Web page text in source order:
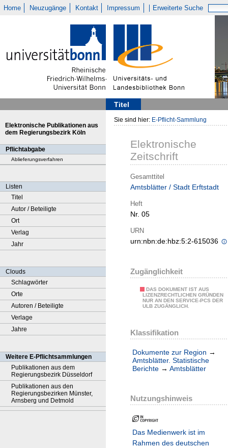
Home Neuzugänge Kontakt Impressum Erweiterte Suche
Titel
Elektronische Publikationen aus
dem Regierungsbezirk Köln
Pflichtabgabe
Ablieferungsverfahren
Listen
Titel
Autor / Beteiligte
Ort
Verlag
Jahr
Clouds
Schlagwörter
Orte
Autoren / Beteiligte
Verlage
Jahre
Weitere E-Pflichtsammlungen
Publikationen aus dem
Regierungsbezirk Düsseldorf
Publikationen aus den
Regierungsbezirken Münster,
Arnsberg und Detmold
Sie sind hier: E-Pflicht-Sammlung
Elektronische
Zeitschrift
Gesamttitel
Amtsblätter / Stadt Erftstadt
Heft
Nr. 05
URN
urn:nbn:de:hbz:5:2-615036
Zugänglichkeit
DAS DOKUMENT IST AUS
LIZENZRECHTLICHEN GRÜNDEN
NUR AN DEN SERVICE-PCS DER
ULB ZUGÄNGLICH.
Klassifikation
Dokumente zur Region →
Amtsblätter. Statistische
Berichte → Amtsblätter
Nutzungshinweis
Das Medienwerk ist im
Rahmen des deutschen